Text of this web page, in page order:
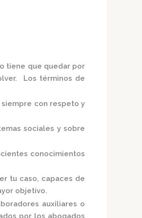
tiene que quedar por
Los términos de
con respeto y
sociales y sobre
conocimientos
tu caso, capaces de
objetivo.
auxiliares o
por los abogados